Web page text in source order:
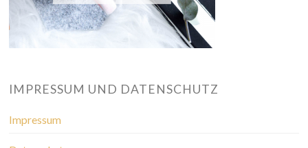
IMPRESSUM UND DATENSCHUTZ
Impressum